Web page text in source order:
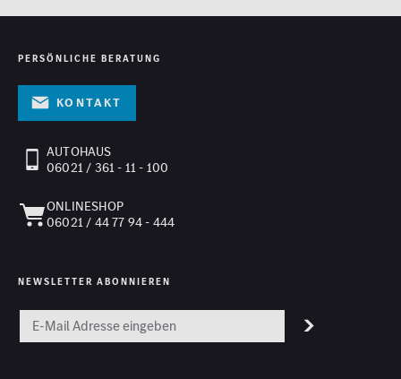
PERSÖNLICHE BERATUNG
Kontakt
AUTOHAUS
06021 / 361 - 11 - 100
ONLINESHOP
06021 / 44 77 94 - 444
NEWSLETTER ABONNIEREN